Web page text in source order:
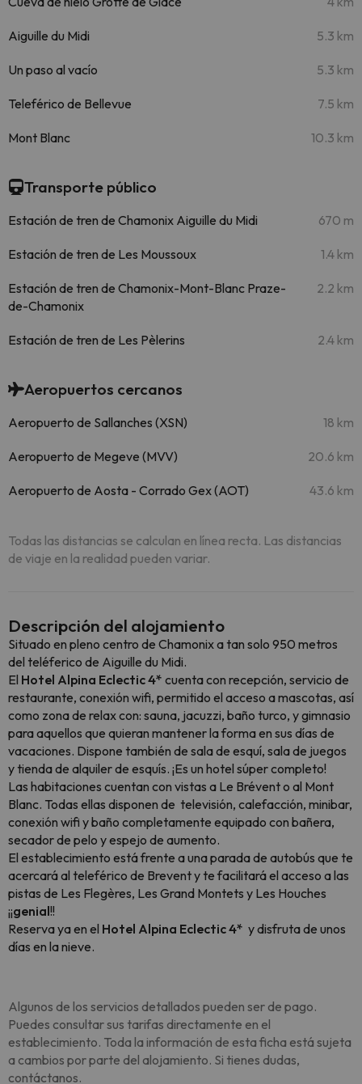
Aiguille du Midi 5.3 km
Un paso al vacío 5.3 km
Teleférico de Bellevue 7.5 km
Mont Blanc 10.3 km
Transporte público
Estación de tren de Chamonix Aiguille du Midi 670 m
Estación de tren de Les Moussoux 1.4 km
Estación de tren de Chamonix-Mont-Blanc Praze-
de-Chamonix
2.2 km
Estación de tren de Les Pèlerins 2.4 km
Aeropuertos cercanos
Aeropuerto de Sallanches (XSN) 18 km
Aeropuerto de Megeve (MVV) 20.6 km
Aeropuerto de Aosta - Corrado Gex (AOT) 43.6 km
Todas las distancias se calculan en línea recta. Las distancias
de viaje en la realidad pueden variar.
Descripción del alojamiento
Situado en pleno centro de Chamonix a tan solo 950 metros
del teléferico de Aiguille du Midi.
El Hotel Alpina Eclectic 4* cuenta con recepción, servicio de
restaurante, conexión wifi, permitido el acceso a mascotas, así
como zona de relax con: sauna, jacuzzi, baño turco, y gimnasio
para aquellos que quieran mantener la forma en sus días de
vacaciones. Dispone también de sala de esquí, sala de juegos
y tienda de alquiler de esquís. ¡Es un hotel súper completo!
Las habitaciones cuentan con vistas a Le Brévent o al Mont
Blanc. Todas ellas disponen de televisión, calefacción, minibar,
conexión wifi y baño completamente equipado con bañera,
secador de pelo y espejo de aumento.
El establecimiento está frente a una parada de autobús que te
acercará al teleférico de Brevent y te facilitará el acceso a las
pistas de Les Flegères, Les Grand Montets y Les Houches
¡¡genial!!
Reserva ya en el Hotel Alpina Eclectic 4* y disfruta de unos
días en la nieve.
Algunos de los servicios detallados pueden ser de pago.
Puedes consultar sus tarifas directamente en el
establecimiento. Toda la información de esta ficha está sujeta
a cambios por parte del alojamiento. Si tienes dudas,
contáctanos.